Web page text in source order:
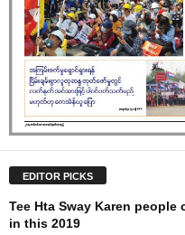
EDITOR PICKS
Tee Hta Sway Karen people
in this 2019